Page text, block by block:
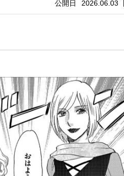
公開日 2026.06.03